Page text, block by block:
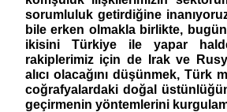
sorumluluk getirdiğine
bile erken olmakla birlikte,
ikisini Türkiye ile yapar
rakiplerimiz için de Irak ve
alıcı olacağını düşünmek, Türk
coğrafyalardaki doğal
geçirmenin yöntemlerini